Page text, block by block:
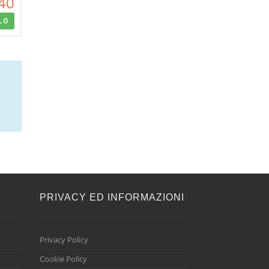
PRIVACY ED INFORMAZIONI
Privacy Policy
Cookie Policy